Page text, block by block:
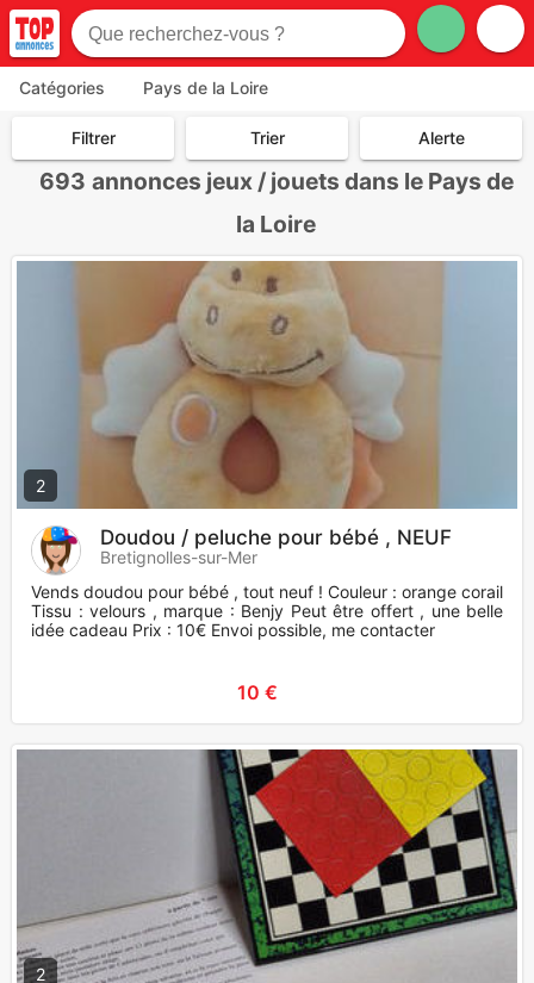
Catégories Pays de la Loire
Filtrer Trier Alerte
693 annonces jeux / jouets dans le Pays de
la Loire
2
Doudou / peluche pour bébé , NEUF
Bretignolles-sur-Mer
Vends doudou pour bébé , tout neuf ! Couleur : orange corail
Tissu : velours , marque : Benjy Peut être offert , une belle
idée cadeau Prix : 10€ Envoi possible, me contacter
10 €
2